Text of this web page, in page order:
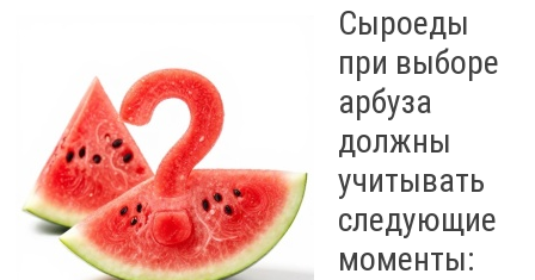
Сыроеды
при выборе
арбуза
должны
учитывать
следующие
моменты: